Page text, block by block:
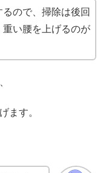
ので、掃除は後回
重い腰を上げるのが
ます。